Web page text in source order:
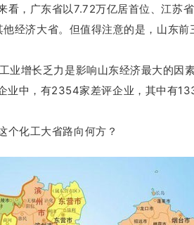
看，广东省以7.72万亿居首位、江苏
经济大省。 但值得注意的是，山东前
增长乏力是影响山东经济最大的因素
中，有2354家差评企业，其中有
个化工大省路向何方？